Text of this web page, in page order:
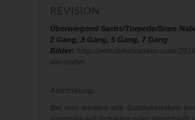
Überwiegend Sachs/Torpedo/Sram
2 Gang, 3 Gang, 5 Gang, 7 Gang
Bilder: